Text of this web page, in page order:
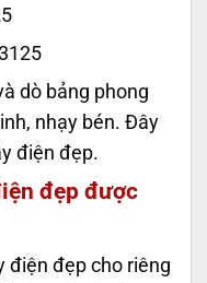
dò bảng phong
nhạy bén. Đây
điện đẹp.
đẹp được
điện đẹp cho riêng